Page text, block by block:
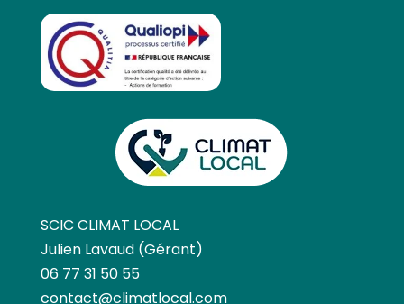
SCIC CLIMAT LOCAL
Julien Lavaud (Gérant)
06 77 31 50 55
contact@climatlocal.com